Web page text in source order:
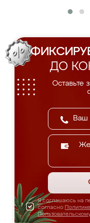
ДО
Оставьте
Я соглашаюсь на
согласно